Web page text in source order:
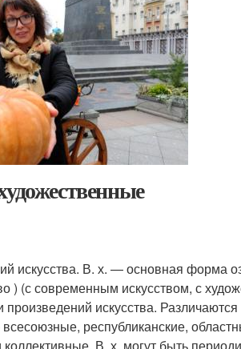
искусства. В. х. — основная форма
) (с современным искусством, с
искусства. Различаются
республиканские,